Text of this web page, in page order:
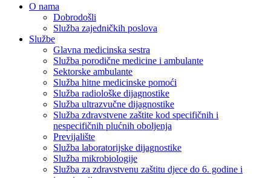
O nama
Dobrodošli
Služba zajedničkih poslova
Službe
Glavna medicinska sestra
Služba porodične medicine i ambulante
Sektorske ambulante
Služba hitne medicinske pomoći
Služba radiološke dijagnostike
Služba ultrazvučne dijagnostike
Služba zdravstvene zaštite kod specifičnih i
nespecifičnih plućnih oboljenja
Previjalište
Služba laboratorijske dijagnostike
Služba mikrobiologije
Služba za zdravstvenu zaštitu djece do 6. godine i